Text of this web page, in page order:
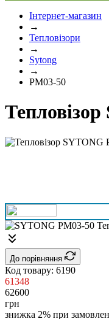
Інтернет-магазин
→
Тепловізори
→
Sytong
→
PM03-50
До порівняння
Код товару: 6190
61348
62600
грн
знижка 2% при